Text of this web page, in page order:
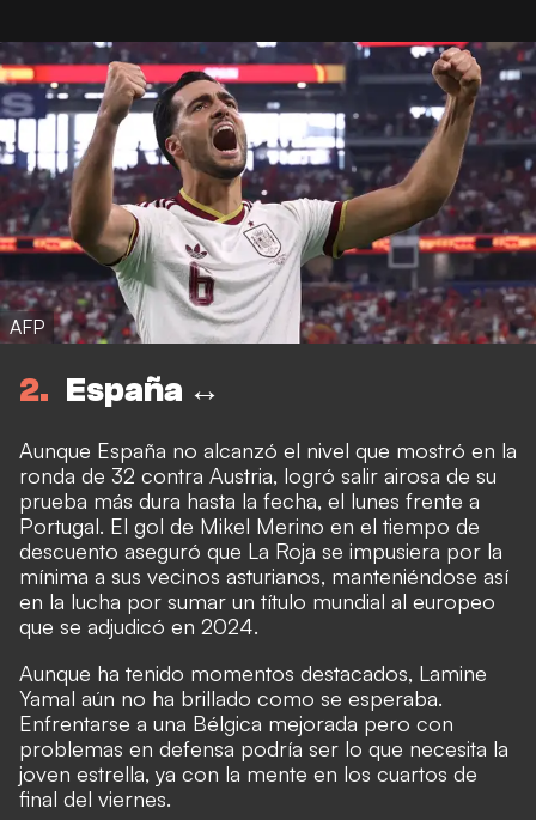
AFP
2 España ↔️
Aunque España no alcanzó el nivel que mostró en la
ronda de 32 contra Austria, logró salir airosa de su
prueba más dura hasta la fecha, el lunes frente a
Portugal. El gol de Mikel Merino en el tiempo de
descuento aseguró que La Roja se impusiera por la
mínima a sus vecinos asturianos, manteniéndose así
en la lucha por sumar un título mundial al europeo
que se adjudicó en 2024.
Aunque ha tenido momentos destacados, Lamine
Yamal aún no ha brillado como se esperaba.
Enfrentarse a una Bélgica mejorada pero con
problemas en defensa podría ser lo que necesita la
joven estrella, ya con la mente en los cuartos de
final del viernes.